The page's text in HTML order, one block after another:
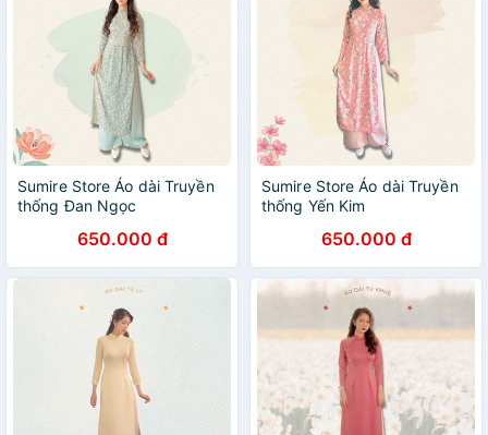
Sumire Store Áo dài Truyền
thống Đan Ngọc
650.000 đ
Sumire Store Áo dài Truyền
thống Yến Kim
650.000 đ